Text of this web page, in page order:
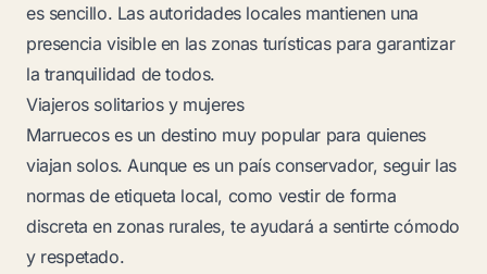
es sencillo. Las autoridades locales mantienen una
presencia visible en las zonas turísticas para garantizar
la tranquilidad de todos.
Viajeros solitarios y mujeres
Marruecos es un destino muy popular para quienes
viajan solos. Aunque es un país conservador, seguir las
normas de etiqueta local, como vestir de forma
discreta en zonas rurales, te ayudará a sentirte cómodo
y respetado.